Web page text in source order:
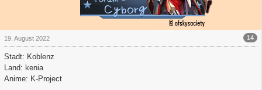
14
19. August 2022
Stadt: Koblenz
Land: kenia
Anime: K-Project